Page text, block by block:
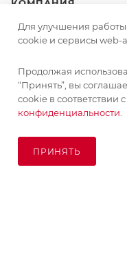
КОМПАНИЯ
ИНФОРМАЦИЯ
ПОМОЩЬ
ПОДПИСАТЬСЯ
Для улучшения
cookie и сервисы web-
Продолжая
“Принять”, вы
cookie в соответствии
конфиденциальности.
ПРИНЯТЬ